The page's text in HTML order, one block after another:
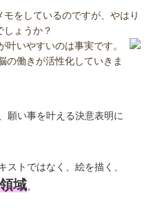
をしているのですが、やはり
しょうか？
いやすいのは事実です。
の働きが活性化していきま
願い事を叶える決意表明に
ストではなく、絵を描く、
域。